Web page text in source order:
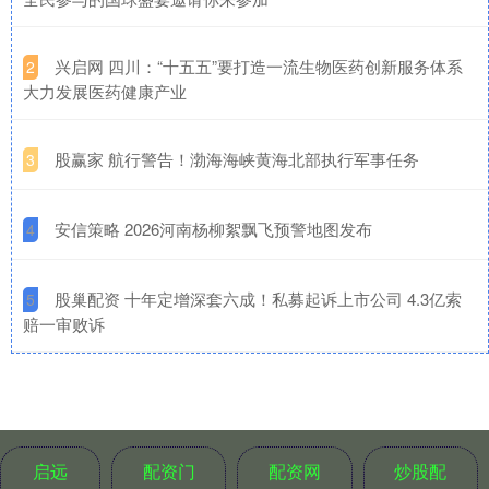
2
​兴启网 四川：“十五五”要打造一流生物医药创新服务体系
大力发展医药健康产业
3 ​股赢家 航行警告！渤海海峡黄海北部执行军事任务
4 ​安信策略 2026河南杨柳絮飘飞预警地图发布
5
​股巢配资 十年定增深套六成！私募起诉上市公司 4.3亿索
赔一审败诉
启远
配资门
配资网
炒股配